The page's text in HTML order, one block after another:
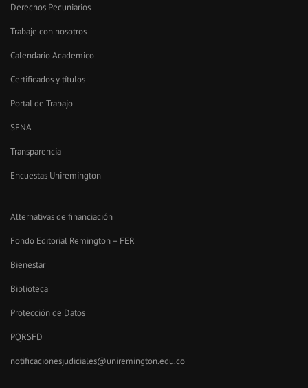
Derechos Pecuniarios
Trabaje con nosotros
Calendario Academico
Certificados y títulos
Portal de Trabajo
SENA
Transparencia
Encuestas Uniremington
Alternativas de financiación
Fondo Editorial Remington – FER
Bienestar
Biblioteca
Protección de Datos
PQRSFD
notificacionesjudiciales@uniremington.edu.co